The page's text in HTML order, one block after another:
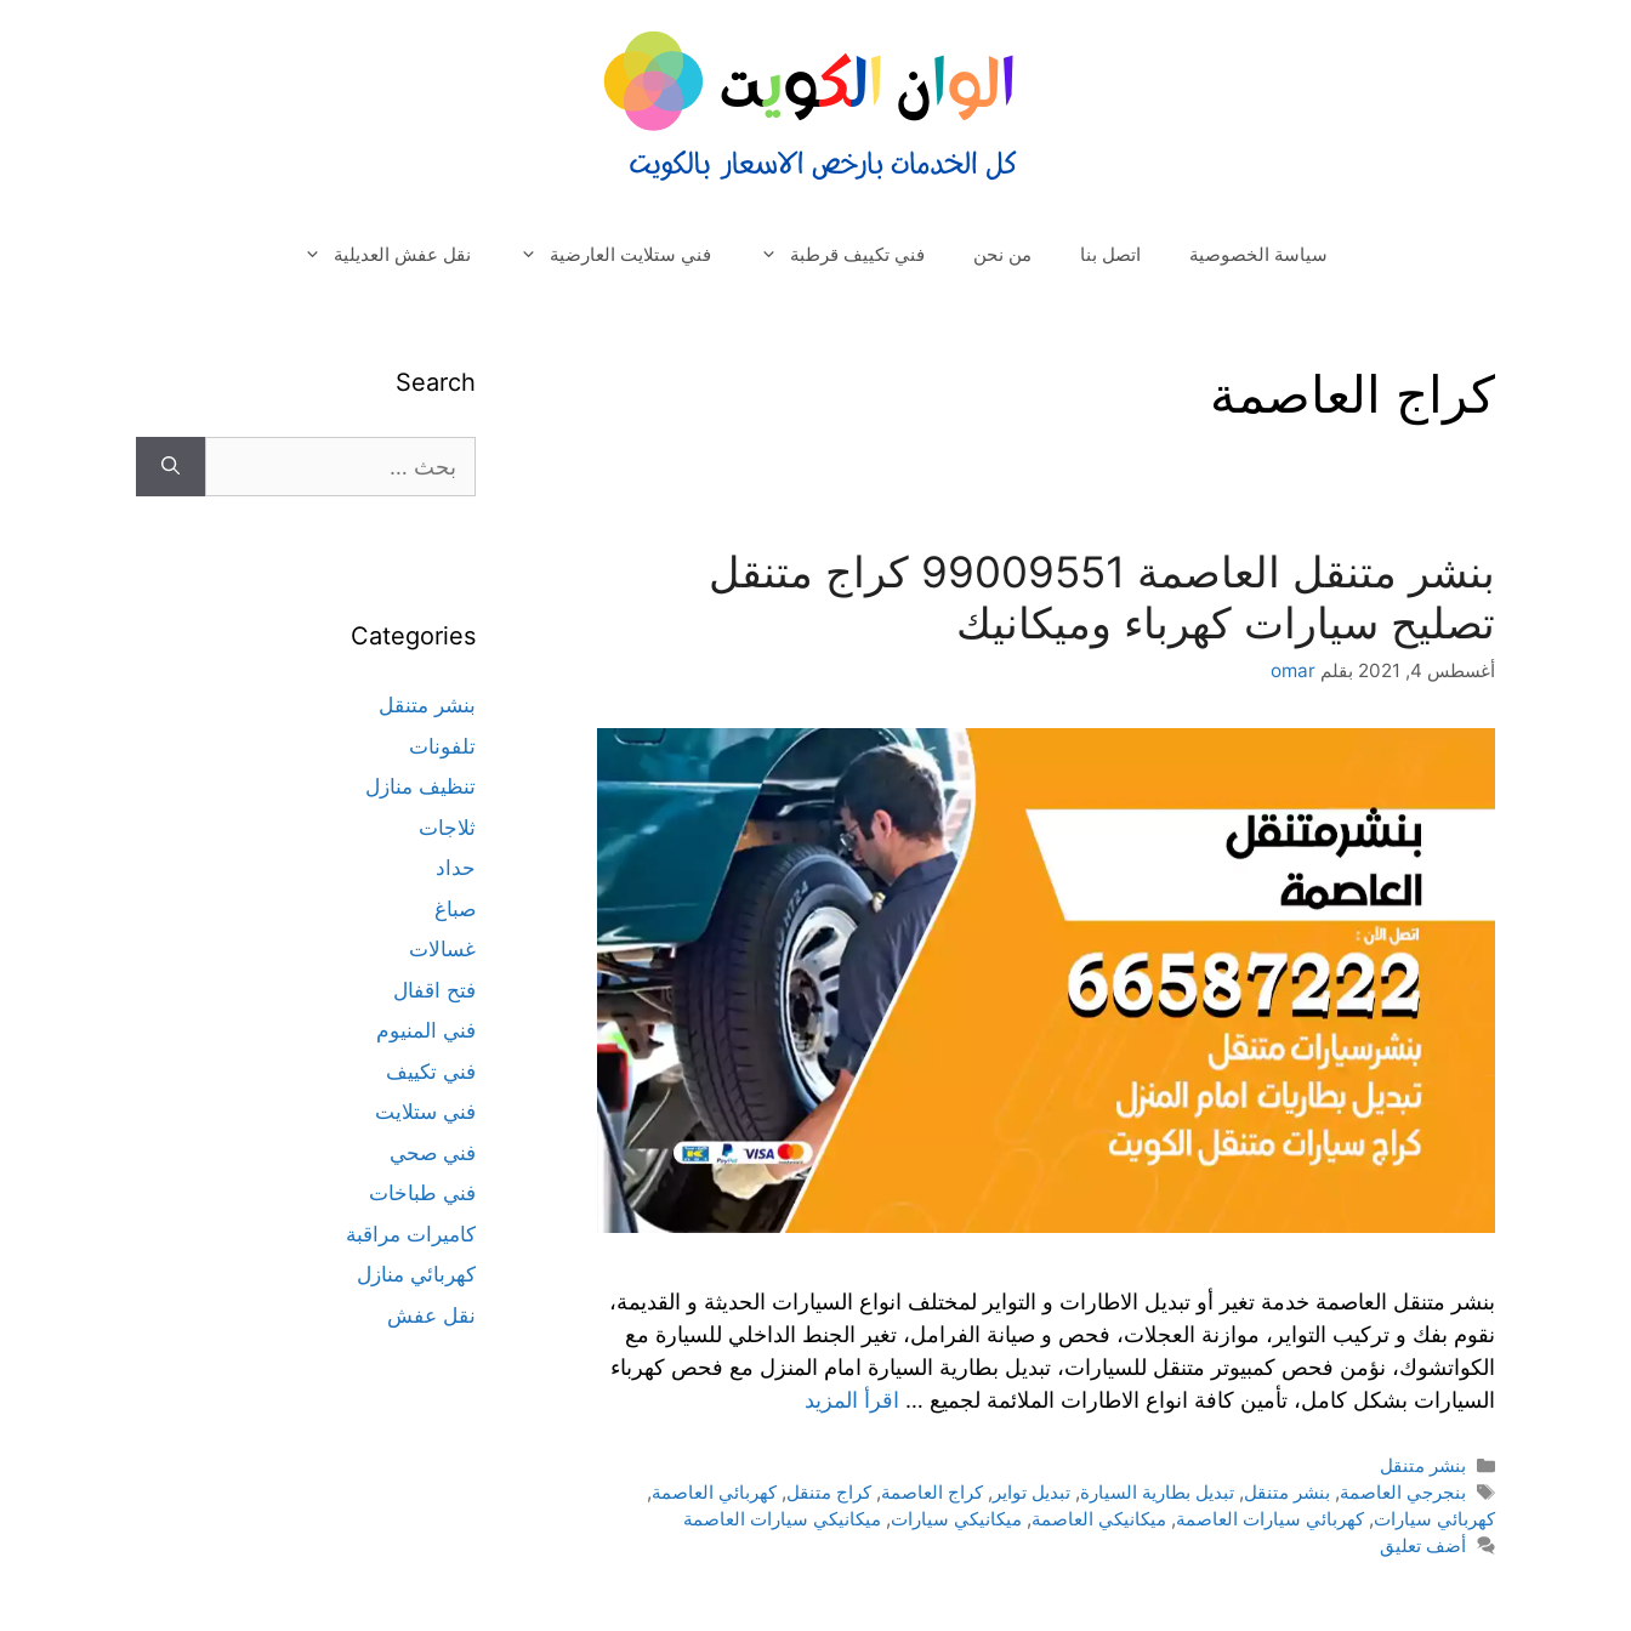
سياسة الخصوصية اتصل بنا من نحن فني تكييف قرطبة فني ستلايت العارضية نقل عفش العديلية
كراج العاصمة
بنشر متنقل العاصمة 99009551‬ كراج متنقل
تصليح سيارات كهرباء وميكانيك
أغسطس 4, 2021 بقلم omar
بنشر متنقل العاصمة خدمة تغير أو تبديل الاطارات و التواير لمختلف انواع السيارات الحديثة و القديمة،
نقوم بفك و تركيب التواير، موازنة العجلات، فحص و صيانة الفرامل، تغير الجنط الداخلي للسيارة مع
الكواتشوك، نؤمن فحص كمبيوتر متنقل للسيارات، تبديل بطارية السيارة امام المنزل مع فحص كهرباء
السيارات بشكل كامل، تأمين كافة انواع الاطارات الملائمة لجميع … اقرأ المزيد
بنشر متنقل
بنجرجي العاصمة, بنشر متنقل,تبديل بطارية السيارة,تبديل تواير ,كراج العاصمة,كراج متنقل,كهربائي العاصمة,
كهربائي سيارات,كهربائي سيارات العاصمة, ميكانيكي العاصمة, ميكانيكي سيارات, ميكانيكي سيارات العاصمة
أضف تعليق
Search
Categories
بنشر متنقل
تلفونات
تنظيف منازل
ثلاجات
حداد
صباغ
غسالات
فتح اقفال
فني المنيوم
فني تكييف
فني ستلايت
فني صحي
فني طباخات
كاميرات مراقبة
كهربائي منازل
نقل عفش